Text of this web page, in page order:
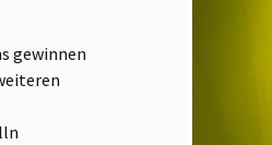
gewinnen